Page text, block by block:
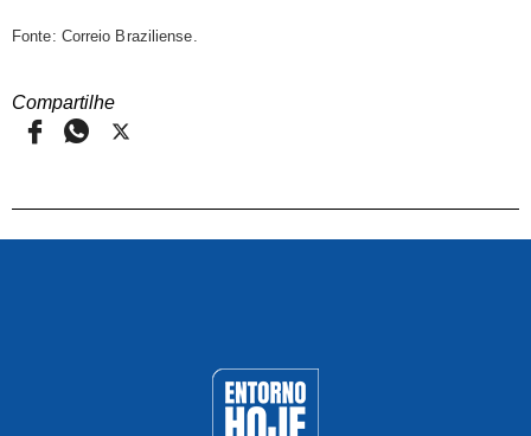
Fonte: Correio Braziliense.
Compartilhe